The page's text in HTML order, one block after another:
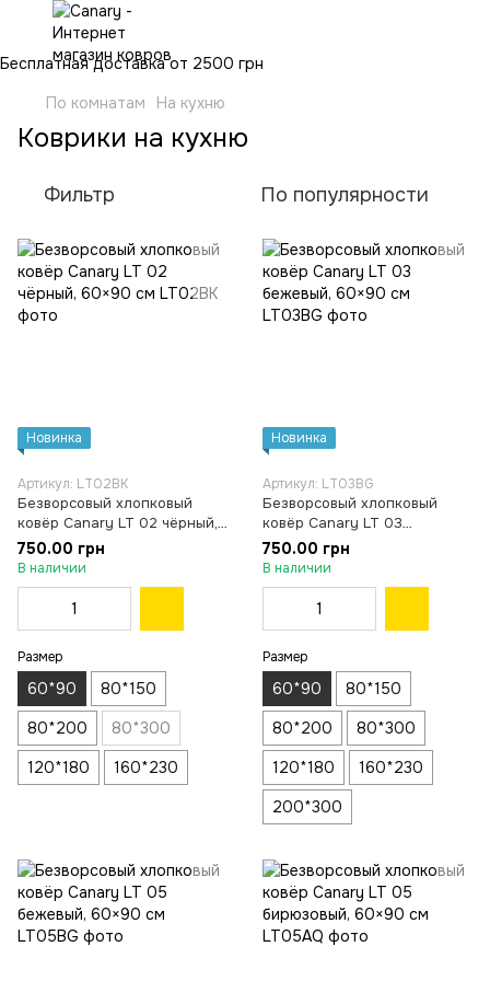
Бесплатная доставка от 2500 грн
По комнатам
На кухню
Коврики на кухню
Фильтр По популярности
Новинка
Артикул: LT02BK
Безворсовый хлопковый
ковёр Canary LT 02 чёрный,
60×90 см
750.00 грн
В наличии
Размер
60*90
80*150
80*200
80*300
120*180
160*230
Новинка
Артикул: LT03BG
Безворсовый хлопковый
ковёр Canary LT 03
бежевый, 60×90 см
750.00 грн
В наличии
Размер
60*90
80*150
80*200
80*300
120*180
160*230
200*300